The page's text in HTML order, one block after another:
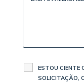
ESTOU CIENTE
SOLICITAÇÃO,